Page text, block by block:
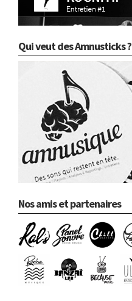
Qui veut des Amnusticks ?
Nos amis et partenaires